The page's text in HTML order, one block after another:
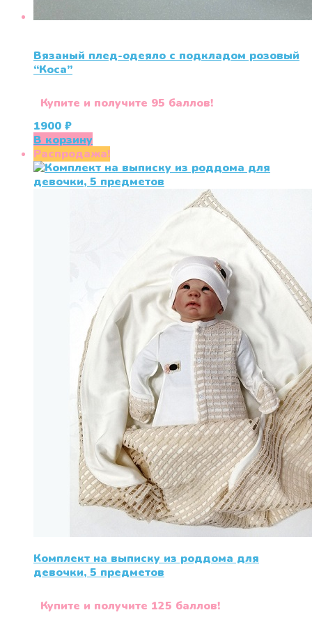
Вязаный плед-одеяло с подкладом розовый
“Коса”
Купите и получите 95 баллов!
1900 ₽
В корзину
Распродажа!
Комплект на выписку из роддома для
девочки, 5 предметов
Купите и получите 125 баллов!